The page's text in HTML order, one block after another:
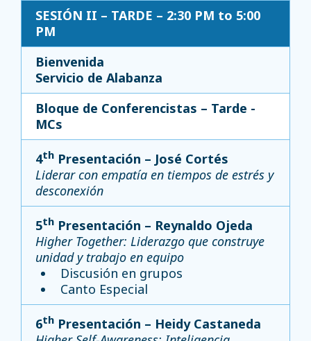
SESIÓN II – TARDE – 2:30 PM to 5:00
PM
Bienvenida
Servicio de Alabanza
Bloque de Conferencistas – Tarde -
MCs
4th Presentación – José Cortés
Liderar con empatía en tiempos de estrés y
desconexión
5th Presentación – Reynaldo Ojeda
Higher Together: Liderazgo que construye
unidad y trabajo en equipo
Discusión en grupos
Canto Especial
6th Presentación – Heidy Castaneda